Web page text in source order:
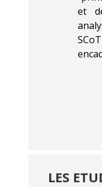
et
LES